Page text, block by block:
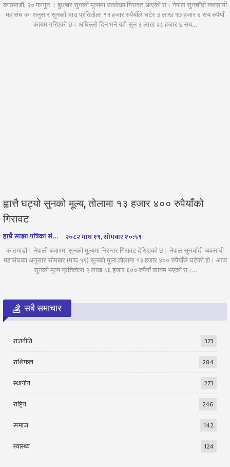
काठमाडौं, २० फागुन । बुधबार सुनको मूल्यमा उल्लेख्य गिरावट आएको छ। नेपाल सुनचाँदी व्यवसायी
महासंघ का अनुसार सुनको भाउ प्रतितोला ११ हजार रुपैयाँले घटेर ३ लाख १७ हजार ६ सय रुपैयाँ
कायम गरिएको छ। अघिल्लो दिन भने यही सुन ३ लाख २८ हजार ६ सय…
ह्वात्तै घट्यो सुनको मूल्य, तोलामा १३ हजार ४०० रुपैयाँको
गिरावट
हाम्रै साझा पत्रिका संवाददाता २०८२ माघ १९, सोमबार १०:५९
काठमाडौं। नेपाली बजारमा सुनको मूल्यमा निरन्तर गिरावट देखिएको छ। नेपाल सुनचाँदी व्यवसायी
महासंघका अनुसार सोमबार (माघ १९) सुनको मूल्य तोलामा १३ हजार ४०० रुपैयाँले घटेको हो। आज
सुनको मूल्य प्रतितोला २ लाख ८६ हजार ६०० रुपैयाँ कायम भएको छ।…
सबै समाचार
राजनीति
373
राशिफल
284
स्थानीय
273
राष्ट्रिय
246
समाज
142
स्वास्थ्य
124